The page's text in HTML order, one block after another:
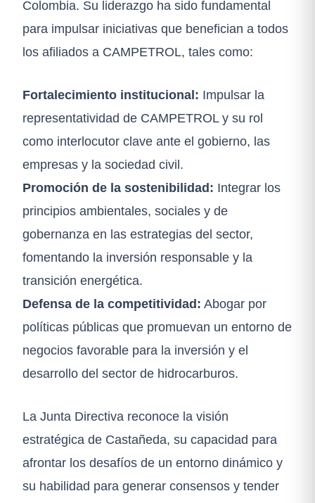
Colombia. Su liderazgo ha sido fundamental
para impulsar iniciativas que benefician a todos
los afiliados a CAMPETROL, tales como:
Fortalecimiento institucional: Impulsar la
representatividad de CAMPETROL y su rol
como interlocutor clave ante el gobierno, las
empresas y la sociedad civil.
Promoción de la sostenibilidad: Integrar los
principios ambientales, sociales y de
gobernanza en las estrategias del sector,
fomentando la inversión responsable y la
transición energética.
Defensa de la competitividad: Abogar por
políticas públicas que promuevan un entorno de
negocios favorable para la inversión y el
desarrollo del sector de hidrocarburos.
La Junta Directiva reconoce la visión
estratégica de Castañeda, su capacidad para
afrontar los desafíos de un entorno dinámico y
su habilidad para generar consensos y tender